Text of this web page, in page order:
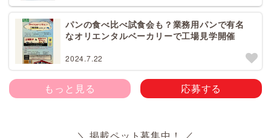
パンの食べ比べ試食会も？業務用パンで有名
なオリエンタルベーカリーで工場見学開催
2024.7.22
もっと見る 応募する